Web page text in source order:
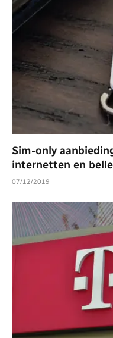
Sim-only
internetten en
07/12/2019